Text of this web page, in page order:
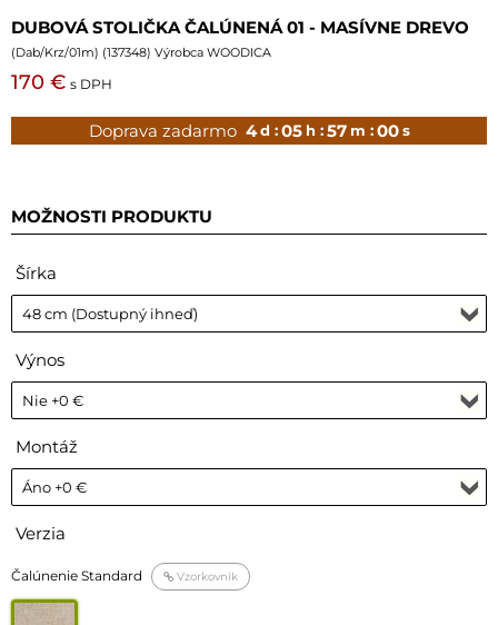
DUBOVÁ STOLIČKA ČALÚNENÁ 01 - MASÍVNE DREVO
(Dab/Krz/01m) (137348) Výrobca WOODICA
170 € s DPH
Doprava zadarmo 4 d : 05 h : 56 m : 59 s
MOŽNOSTI PRODUKTU
Šírka
Výnos
Montáž
Verzia
Čalúnenie Standard Vzorkovník